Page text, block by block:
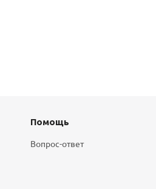
Помощь
Вопрос-ответ